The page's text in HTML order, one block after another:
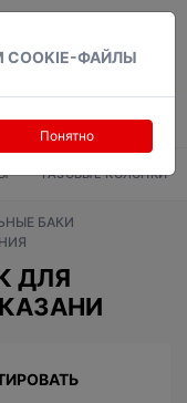
ФАЙЛЫ
Понятно
ГАЗОВЫЕ КОЛОНКИ
БАКИ
ДЛЯ
КАЗАНИ